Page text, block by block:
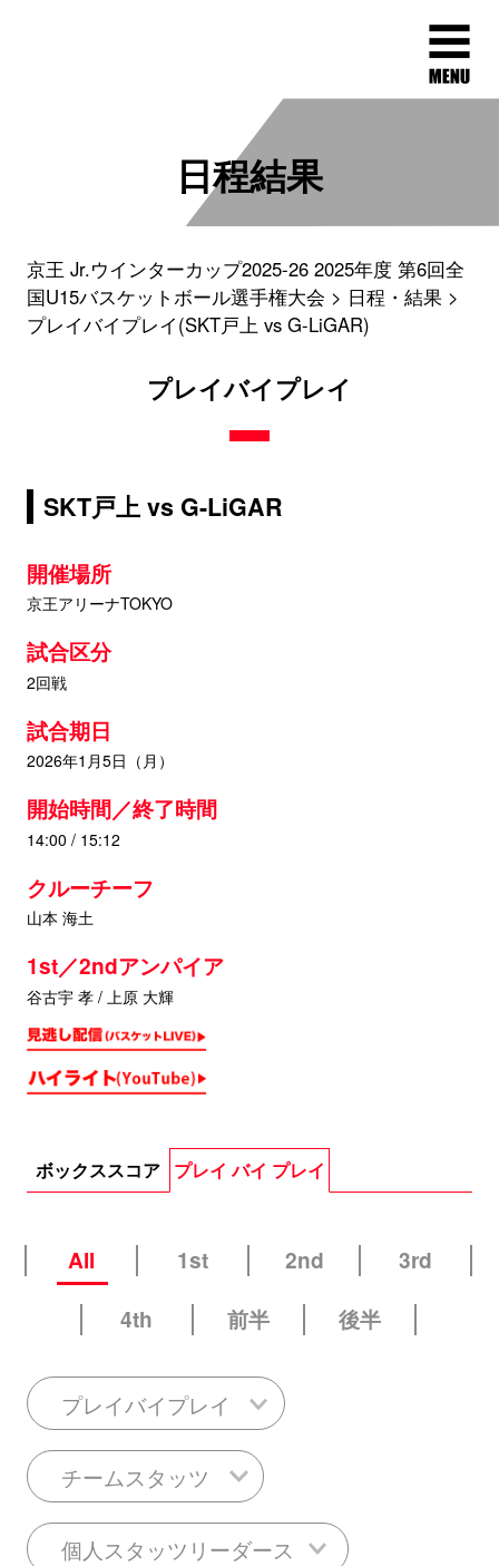
日程結果
京王 Jr.ウインターカップ2025-26 2025年度 第6回全
国U15バスケットボール選手権大会
日程・結果
プレイバイプレイ(SKT戸上 vs G-LiGAR)
プレイバイプレイ
SKT戸上 vs G-LiGAR
開催場所
京王アリーナTOKYO
試合区分
2回戦
試合期日
2026年1月5日（月）
開始時間／終了時間
14:00 / 15:12
クルーチーフ
山本 海土
1st／2ndアンパイア
谷古宇 孝 / 上原 大輝
ボックススコア プレイ バイ プレイ
All 1st 2nd
3rd
4th
前半 後半
プレイバイプレイ
チームスタッツ
個人スタッツリーダース